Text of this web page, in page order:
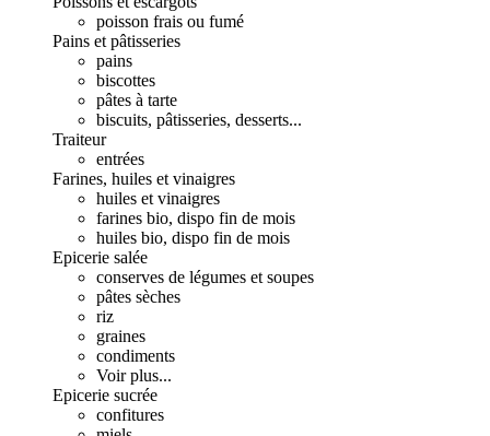
poisson frais ou fumé
Pains et pâtisseries
pains
biscottes
pâtes à tarte
biscuits, pâtisseries, desserts...
Traiteur
entrées
Farines, huiles et vinaigres
huiles et vinaigres
farines bio, dispo fin de mois
huiles bio, dispo fin de mois
Epicerie salée
conserves de légumes et soupes
pâtes sèches
riz
graines
condiments
Voir plus...
Epicerie sucrée
confitures